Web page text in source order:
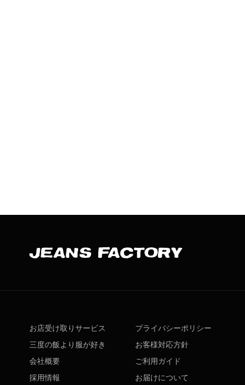
お店受け取りサービス
三度の飯より服が好き
会社概要
採用情報
プライバシーポリシー
お客様対応方針
ご利用ガイド
お届けについて